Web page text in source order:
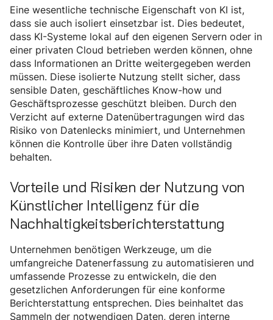
Eine wesentliche technische Eigenschaft von KI ist,
dass sie auch isoliert einsetzbar ist. Dies bedeutet,
dass KI-Systeme lokal auf den eigenen Servern oder in
einer privaten Cloud betrieben werden können, ohne
dass Informationen an Dritte weitergegeben werden
müssen. Diese isolierte Nutzung stellt sicher, dass
sensible Daten, geschäftliches Know-how und
Geschäftsprozesse geschützt bleiben. Durch den
Verzicht auf externe Datenübertragungen wird das
Risiko von Datenlecks minimiert, und Unternehmen
können die Kontrolle über ihre Daten vollständig
behalten.
Vorteile und Risiken der Nutzung von
Künstlicher Intelligenz für die
Nachhaltigkeitsberichterstattung
Unternehmen benötigen Werkzeuge, um die
umfangreiche Datenerfassung zu automatisieren und
umfassende Prozesse zu entwickeln, die den
gesetzlichen Anforderungen für eine konforme
Berichterstattung entsprechen. Dies beinhaltet das
Sammeln der notwendigen Daten, deren interne